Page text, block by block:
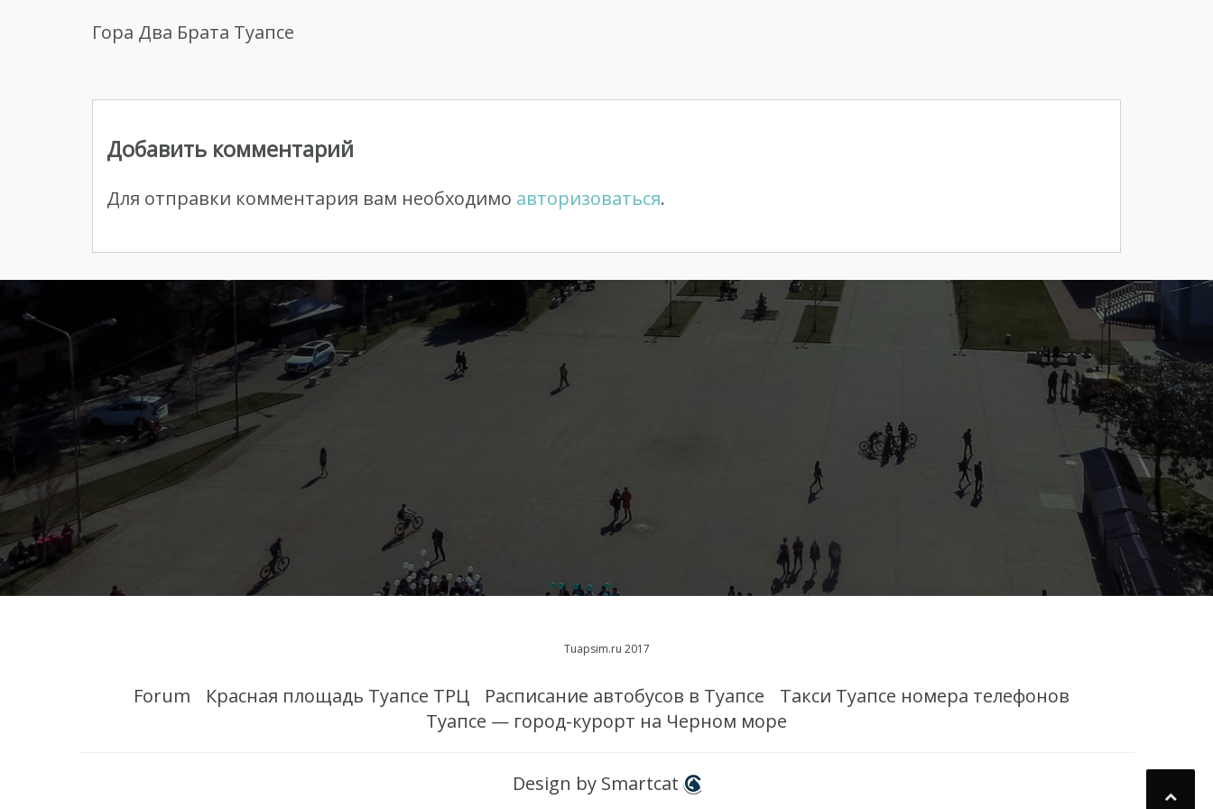
Гора Два Брата Туапсе
Навигация
записям
Добавить комментарий
Для отправки комментария вам необходимо авторизоваться.
Tuapsim.ru 2017
Forum Красная площадь Туапсе ТРЦ Расписание автобусов в Туапсе
Такси Туапсе номера телефонов
Туапсе — город-курорт на Черном море
Design by Smartcat